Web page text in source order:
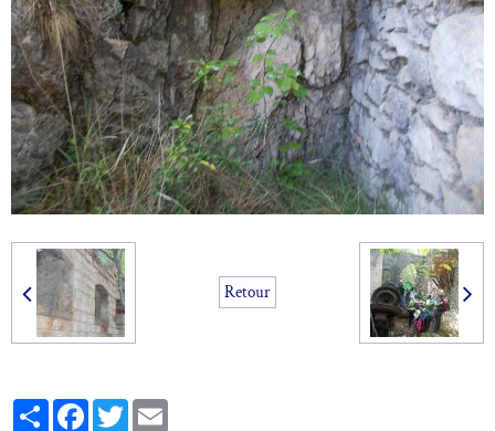
Retour
PartagerFacebook
Twitter